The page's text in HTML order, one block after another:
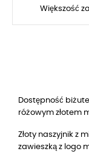
Większość
Dostępność
różowym złotem
Złoty naszyjnik z
zawieszką z logo